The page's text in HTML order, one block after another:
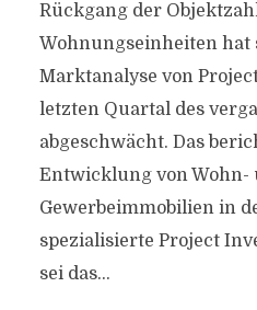
Rückgang der
Wohnungseinheiten hat
Marktanalyse von
letzten Quartal des
abgeschwächt. Das
Entwicklung von Wohn-
Gewerbeimmobilien in
spezialisierte Project
sei das...